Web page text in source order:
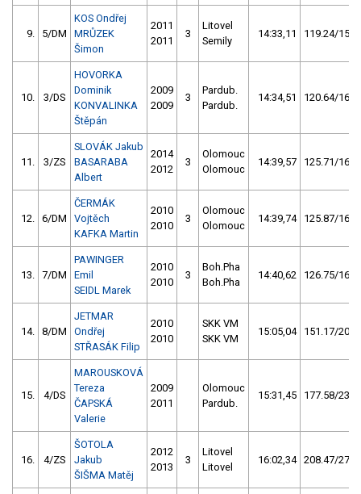
9. 5/DM
KOS Ondřej
MRŮZEK
Šimon
2011
2011
3
Litovel
Semily
14:33,11 119.24/15,8
10. 3/DS
HOVORKA
Dominik
KONVALINKA
Štěpán
2009
2009
3
Pardub.
Pardub.
14:34,51 120.64/16,0
11. 3/ZS
SLOVÁK Jakub
BASARABA
Albert
2014
2012
3
Olomouc
Olomouc
14:39,57 125.71/16,7
12. 6/DM
ČERMÁK
Vojtěch
KAFKA Martin
2010
2010
3
Olomouc
Olomouc
14:39,74 125.87/16,7
13. 7/DM
PAWINGER
Emil
SEIDL Marek
2010
2010
3
Boh.Pha
Boh.Pha
14:40,62 126.75/16,8
14. 8/DM
JETMAR
Ondřej
STŘASÁK Filip
2010
2010
SKK VM
SKK VM
15:05,04 151.17/20,1
15. 4/DS
MAROUSKOVÁ
Tereza
ČAPSKÁ
Valerie
2009
2011
Olomouc
Pardub.
15:31,45 177.58/23,6
16. 4/ZS
ŠOTOLA
Jakub
ŠIŠMA Matěj
2012
2013
3
Litovel
Litovel
16:02,34 208.47/27,7